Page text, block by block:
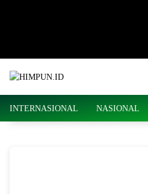
INTERNASIONAL NASIONAL